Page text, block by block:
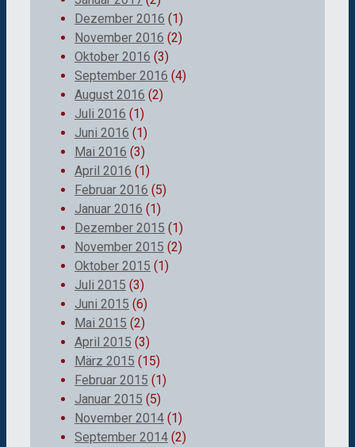
Dezember 2016 (1)
November 2016 (2)
Oktober 2016 (3)
September 2016 (4)
August 2016 (2)
Juli 2016 (1)
Juni 2016 (1)
Mai 2016 (3)
April 2016 (1)
Februar 2016 (5)
Januar 2016 (1)
Dezember 2015 (1)
November 2015 (2)
Oktober 2015 (1)
Juli 2015 (3)
Juni 2015 (6)
Mai 2015 (2)
April 2015 (3)
März 2015 (15)
Februar 2015 (1)
Januar 2015 (5)
November 2014 (1)
September 2014 (2)